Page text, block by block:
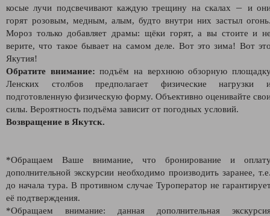
косые лучи подсвечивают каждую трещину на скалах
— и
горят розовым, медным, алым, будто внутри них застыл
Мороз только добавляет драмы: щёки горят, а вы стоите и
верите, что такое бывает на самом деле. Вот это зима! Вот
Якутия!
Обратите внимание: подъём на верхнюю обзорную
Ленских столбов предполагает физические нагрузки
подготовленную физическую форму. Объективно оценивайте
силы. Вероятность подъёма зависит от погодных условий.
Возвращение в Якутск.
*Обращаем Ваше внимание, что бронирование и
дополнительной экскурсии необходимо производить заранее,
до начала тура. В противном случае Туроператор не
её подтверждения.
*Обращаем внимание: данная дополнительная